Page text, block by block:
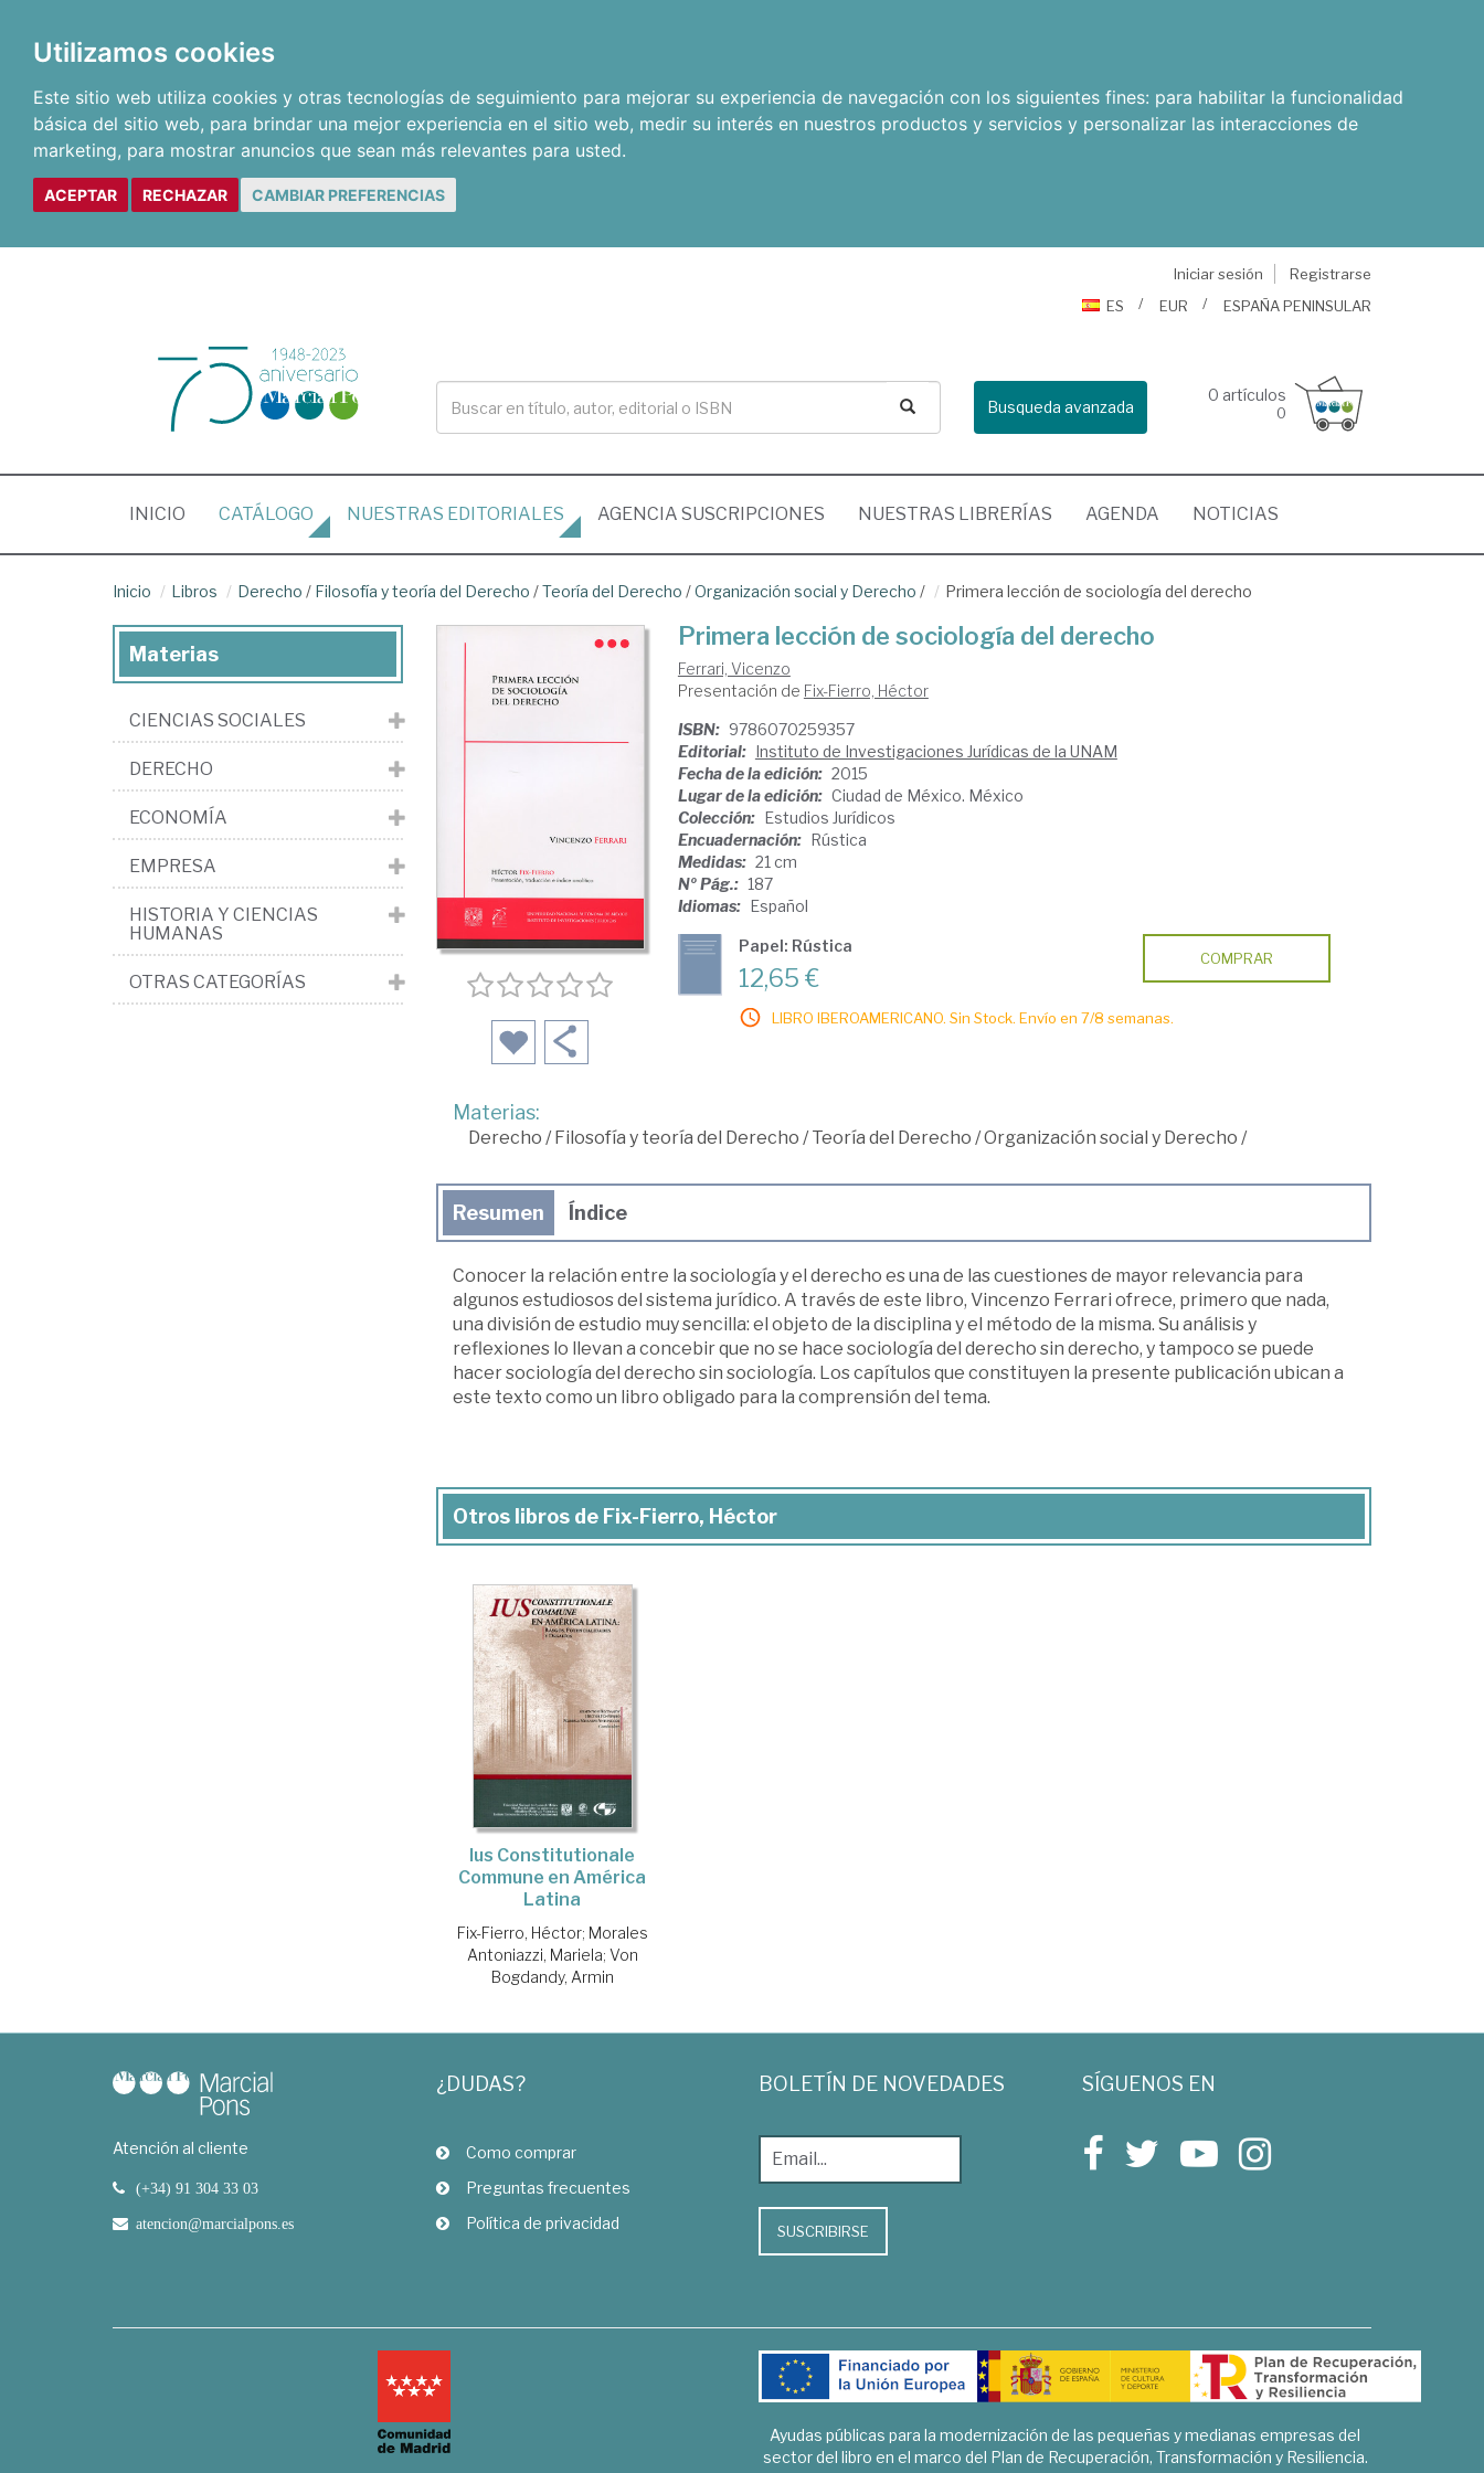
Utilizamos cookies
Este sitio web utiliza cookies y otras tecnologías de seguimiento para mejorar su experiencia de navegación con los siguientes fines: para habilitar la funcionalidad
básica del sitio web, para brindar una mejor experiencia en el sitio web, medir su interés en nuestros productos y servicios y personalizar las interacciones de
marketing, para mostrar anuncios que sean más relevantes para usted.
ACEPTAR RECHAZAR CAMBIAR PREFERENCIAS
Iniciar sesión
Registrarse
ES
EUR ESPAÑA PENINSULAR
Busqueda avanzada
0 artículos
0
INICIO (CURRENT)
CATÁLOGO NUESTRAS EDITORIALES AGENCIA SUSCRIPCIONES NUESTRAS LIBRERÍAS AGENDA NOTICIAS
Inicio Libros Derecho / Filosofía y teoría del Derecho /Teoría del Derecho /Organización social y Derecho / Primera lección de sociología del derecho
Primera lección de sociología del derecho
Ferrari, Vicenzo
Presentación de Fix-Fierro, Héctor
ISBN: 9786070259357
Editorial: Instituto de Investigaciones Jurídicas de la UNAM
Fecha de la edición: 2015
Lugar de la edición: Ciudad de México. México
Colección: Estudios Jurídicos
Encuadernación: Rústica
Medidas: 21 cm
Nº Pág.: 187
Idiomas: Español
Papel: Rústica
12,65 €
LIBRO IBEROAMERICANO. Sin Stock. Envío en 7/8 semanas.
COMPRAR
Materias:
Derecho / Filosofía y teoría del Derecho /Teoría del Derecho /Organización social y Derecho /
Resumen Índice
Conocer la relación entre la sociología y el derecho es una de las cuestiones de mayor relevancia para
algunos estudiosos del sistema jurídico. A través de este libro, Vincenzo Ferrari ofrece, primero que nada,
una división de estudio muy sencilla: el objeto de la disciplina y el método de la misma. Su análisis y
reflexiones lo llevan a concebir que no se hace sociología del derecho sin derecho, y tampoco se puede
hacer sociología del derecho sin sociología. Los capítulos que constituyen la presente publicación ubican a
este texto como un libro obligado para la comprensión del tema.
Otros libros de Fix-Fierro, Héctor
Ius Constitutionale
Commune en América
Latina
Fix-Fierro, Héctor; Morales
Antoniazzi, Mariela; Von
Bogdandy, Armin
Materias
CIENCIAS SOCIALES
DERECHO
ECONOMÍA
EMPRESA
HISTORIA Y CIENCIAS
HUMANAS
OTRAS CATEGORÍAS
Atención al cliente
(+34) 91 304 33 03
atencion@marcialpons.es
¿DUDAS?
Como comprar
Preguntas frecuentes
Política de privacidad
BOLETÍN DE NOVEDADES
SUSCRIBIRSE
SÍGUENOS EN
Ayudas públicas para la modernización de las pequeñas y medianas empresas del
sector del libro en el marco del Plan de Recuperación, Transformación y Resiliencia.